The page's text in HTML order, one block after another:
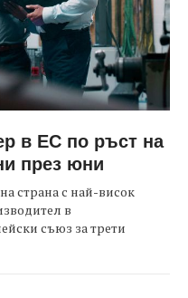
в ЕС по ръст на
през юни
страна с най-висок
в
съюз за трети